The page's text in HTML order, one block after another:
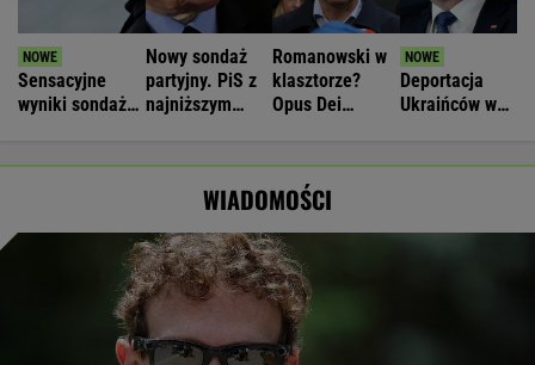
Sensacyjne
wyniki sondażu
Nowy sondaż
partyjny. PiS z
najniższym
Romanowski w
klasztorze?
Opus Dei
Deportacja
Ukraińców w
WIADOMOŚCI